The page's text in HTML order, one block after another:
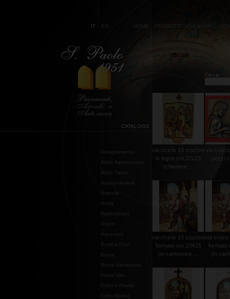
IT EN HOME PRODOTTI CHI SIAMO
Cerca:
CATALOGO
Abbigliamento
Abito francescano
Abito Talare
Acquasantiere
Ampolle
Anelli
Applicazioni
Arazzi
Aspersori
Bordi e Pizzi
Borse
Borse elemosina-
Portacalici
Calici e Pissidi
Calici Molina
via crucis 15 stazioni
in legno cm.37x23
(chiedere ...
via
pezzi
via crucis 15 stazioni
formato cm.10X15
(in cartoncino ...
via crucis
formato
(in